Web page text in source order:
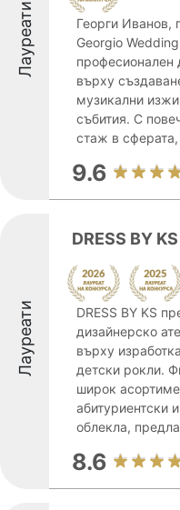
Лауреати
Георги Иванов,
Georgio
професионален
върху
музикални
събития. С
стаж в сферата,
9.6
Лауреати
DRESS BY KS
DRESS BY KS
дизайнерско
върху
детски рокли.
широк
абитуриентски
облекла,
8.6